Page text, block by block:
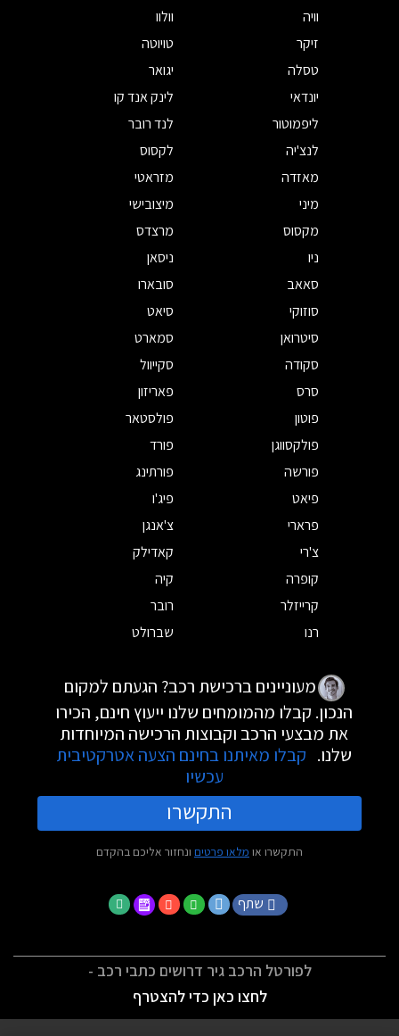
וויה
וולוו
זיקר
טויוטה
טסלה
יגואר
יונדאי
לינק אנד קו
ליפמוטור
לנד רובר
לנצ'יה
לקסוס
מאזדה
מזראטי
מיני
מיצובישי
מקסוס
מרצדס
ניו
ניסאן
סאאב
סובארו
סוזוקי
סיאט
סיטרואן
סמארט
סקודה
סקייוול
סרס
פאריזון
פוטון
פולסטאר
פולקסווגן
פורד
פורשה
פורתינג
פיאט
פיג'ו
פרארי
צ'אנגן
צ'רי
קאדילק
קופרה
קיה
קרייזלר
רובר
רנו
שברולט
מעוניינים ברכישת רכב? הגעתם למקום
הנכון. קבלו מהמומחים שלנו ייעוץ חינם, הכירו
את מבצעי הרכב וקבוצות הרכישה המיוחדות
שלנו. קבלו מאיתנו בחינם הצעה אטרקטיבית
עכשיו
התקשרו
התקשרו או מלאו פרטים ונחזור אליכם בהקדם
שתף
לפורטל הרכב גיר דרושים כתבי רכב -
לחצו כאן כדי להצטרף